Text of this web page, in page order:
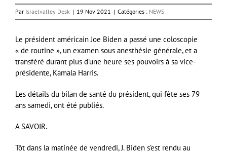
Par Israelvalley Desk | 19 Nov 2021 | Catégories : NEWS
Le président américain Joe Biden a passé une coloscopie
« de routine », un examen sous anesthésie générale, et a
transféré durant plus d’une heure ses pouvoirs à sa vice-
présidente, Kamala Harris.
Les détails du bilan de santé du président, qui fête ses 79
ans samedi, ont été publiés.
A SAVOIR.
Tôt dans la matinée de vendredi, J. Biden s’est rendu au